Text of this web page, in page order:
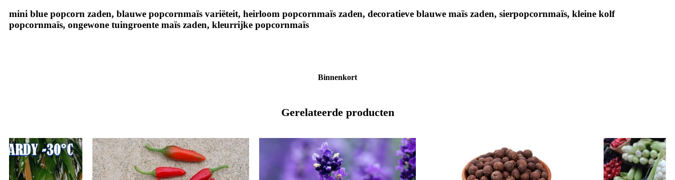
mini blue popcorn zaden, blauwe popcornmaïs variëteit, heirloom popcornmaïs zaden, decoratieve blauwe maïs zaden, sierpopcornmaïs, kleine kolf
popcornmaïs, ongewone tuingroente maïs zaden, kleurrijke popcornmaïs
Binnenkort
Gerelateerde producten